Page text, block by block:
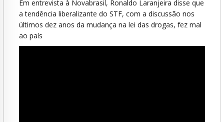
Em entrevista à Novabrasil, Ronaldo Laranjeira disse que
a tendência liberalizante do STF, com a discussão nos
últimos dez anos da mudança na lei das drogas, fez mal
ao país